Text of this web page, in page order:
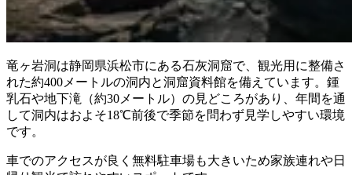
竜ヶ岩洞は静岡県浜松市にある石灰洞窟で、観光用に整備さ
れた約400メートルの洞内と洞窟資料館を備えています。鍾
乳石や地下滝（約30メートル）の見どころがあり、年間を通
して洞内はおよそ18℃前後で季節を問わず見学しやすい環境
です。
車でのアクセスが良く無料駐車場も大きいため家族連れや日